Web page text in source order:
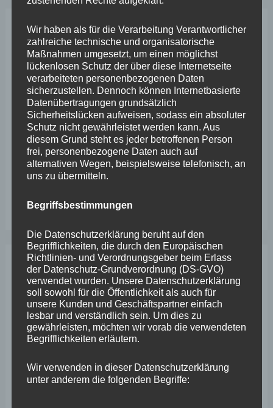
Neueste Beiträge
Wefelscheid lehnt Verfassungsänderung ab
VfL Kesselheim e.V. bittet Stadt um Unterstützung bei
Sanierung des Sportplatzes
Engstelle in Aachener Straße – Wefelscheid: „Rübenach
erstickt im Verkehr“
Wefelscheid besichtigt Fort Konstantin
Wefelscheid bei 3-jährigem Jubiläum von Particura
Archiv
April 2026
März 2026
Januar 2026
Wir haben als für die Verarbeitung Verantwortlicher
zahlreiche technische und organisatorische
Maßnahmen umgesetzt, um einen möglichst
lückenlosen Schutz der über diese Internetseite
verarbeiteten personenbezogenen Daten
sicherzustellen. Dennoch können Internetbasierte
Datenübertragungen grundsätzlich
Sicherheitslücken aufweisen, sodass ein absoluter
Schutz nicht gewährleistet werden kann. Aus
diesem Grund steht es jeder betroffenen Person
frei, personenbezogene Daten auch auf
alternativen Wegen, beispielsweise telefonisch, an
uns zu übermitteln.
Begriffsbestimmungen
Die Datenschutzerklärung beruht auf den
Begrifflichkeiten, die durch den Europäischen
Richtlinien- und Verordnungsgeber beim Erlass
der Datenschutz-Grundverordnung (DS-GVO)
verwendet wurden. Unsere Datenschutzerklärung
soll sowohl für die Öffentlichkeit als auch für
unsere Kunden und Geschäftspartner einfach
lesbar und verständlich sein. Um dies zu
gewährleisten, möchten wir vorab die verwendeten
Begrifflichkeiten erläutern.
Wir verwenden in dieser Datenschutzerklärung
unter anderem die folgenden Begriffe: